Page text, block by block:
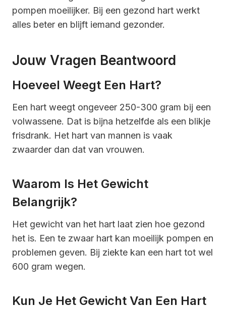
pompen moeilijker. Bij een gezond hart werkt
alles beter en blijft iemand gezonder.
Jouw Vragen Beantwoord
Hoeveel Weegt Een Hart?
Een hart weegt ongeveer 250-300 gram bij een
volwassene. Dat is bijna hetzelfde als een blikje
frisdrank. Het hart van mannen is vaak
zwaarder dan dat van vrouwen.
Waarom Is Het Gewicht
Belangrijk?
Het gewicht van het hart laat zien hoe gezond
het is. Een te zwaar hart kan moeilijk pompen en
problemen geven. Bij ziekte kan een hart tot wel
600 gram wegen.
Kun Je Het Gewicht Van Een Hart